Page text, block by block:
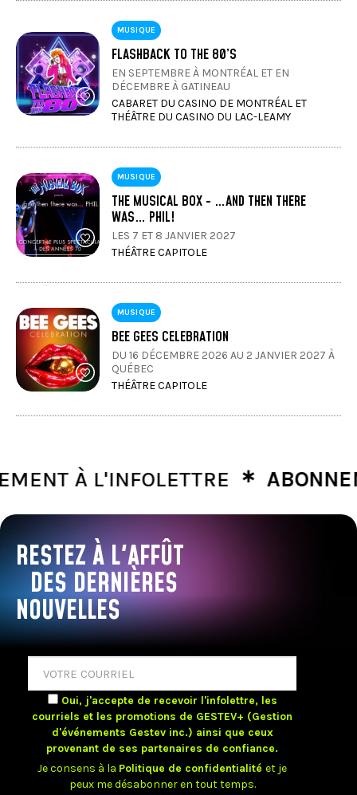
MUSIQUE
FLASHBACK TO THE 80’S
EN SEPTEMBRE À MONTRÉAL ET EN
DÉCEMBRE À GATINEAU
CABARET DU CASINO DE MONTRÉAL ET
THÉÂTRE DU CASINO DU LAC-LEAMY
MUSIQUE
THE MUSICAL BOX - …AND THEN THERE
WAS… PHIL!
LES 7 ET 8 JANVIER 2027
THÉÂTRE CAPITOLE
MUSIQUE
BEE GEES CELEBRATION
DU 16 DÉCEMBRE 2026 AU 2 JANVIER 2027 À
QUÉBEC
THÉÂTRE CAPITOLE
À L'INFOLETTRE ∗
RESTEZ À L'AFFÛT
DES DERNIÈRES
NOUVELLES